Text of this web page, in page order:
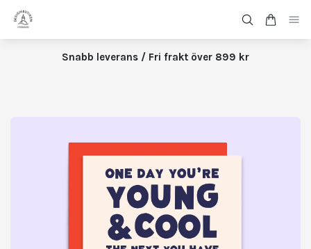
Snabb leverans / Fri frakt över 899 kr